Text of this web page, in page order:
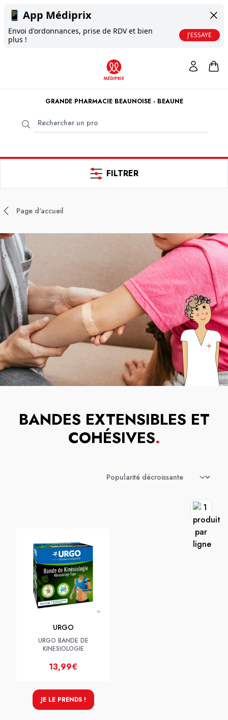
📱 App Médiprix
Envoi d'ordonnances, prise de RDV et bien
plus !
J'ESSAYE
GRANDE PHARMACIE BEAUNOISE - BEAUNE
FILTRER
Page d'accueil
BANDES EXTENSIBLES ET
COHÉSIVES.
URGO
URGO BANDE DE
KINESIOLOGIE
13,99€
JE LE PRENDS !